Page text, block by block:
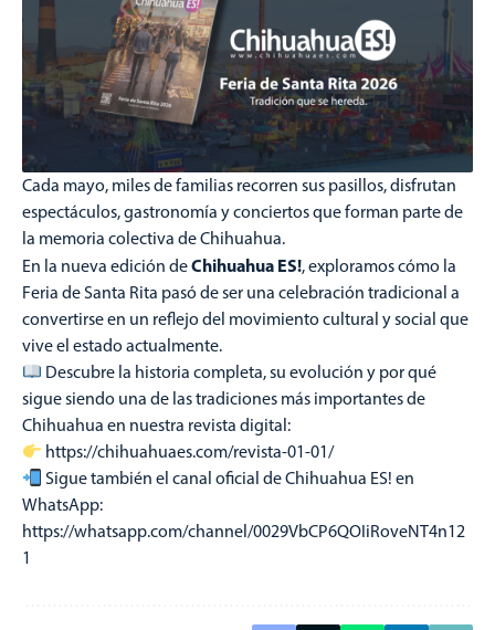
Cada mayo, miles de familias recorren sus pasillos, disfrutan
espectáculos, gastronomía y conciertos que forman parte de
la memoria colectiva de Chihuahua.
En la nueva edición deChihuahua ES!, exploramos cómo la
Feria de Santa Rita pasó de ser una celebración tradicional a
convertirse en un reflejo del movimiento cultural y social que
vive el estado actualmente.
Descubre la historia completa, su evolución y por qué
sigue siendo una de las tradiciones más importantes de
Chihuahua en nuestra revista digital:
https://chihuahuaes.com/revista-01-01/
Sigue también el canal oficial de Chihuahua ES! en
WhatsApp:
https://whatsapp.com/channel/0029VbCP6QOIiRoveNT4n12
1